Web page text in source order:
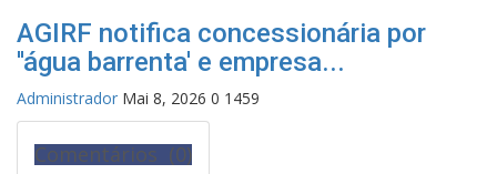
AGIRF notifica concessionária por
''água barrenta' e empresa...
Administrador Mai 8, 2026 0 1459
Comentários (0)